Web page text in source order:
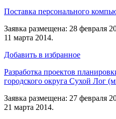
Поставка персонального
Заявка размещена: 28 февраля
11 марта 2014.
Добавить в избранное
Разработка проектов
городского округа Сухой Лог
Заявка размещена: 27 февраля
21 марта 2014.